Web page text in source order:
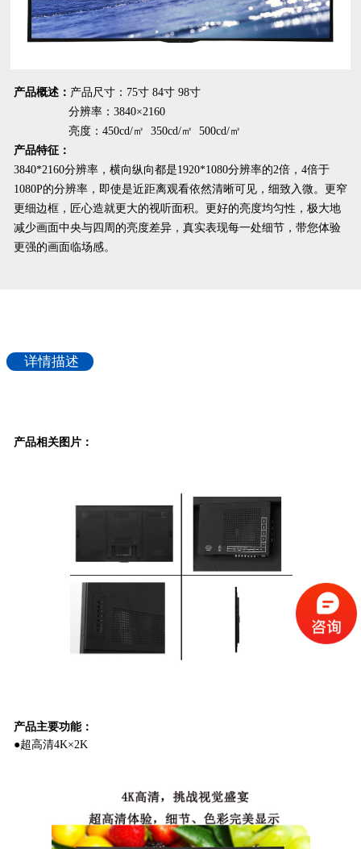
产品概述： 产品尺寸：75寸 84寸 98寸
分辨率：3840×2160
亮度： 450cd/㎡ 350cd/㎡ 500cd/㎡
产品特征：
3840*2160分辨率，横向纵向都是1920*1080分辨率的2倍，4倍于
1080P的分辨率，即使是近距离观看依然清晰可见，细致入微。更窄
更细边框，匠心造就更大的视听面积。更好的亮度均匀性，极大地
减少画面中央与四周的亮度差异，真实表现每一处细节，带您体验
更强的画面临场感。
详情描述
产品相关图片：
产品主要功能：
●超高清4K×2K